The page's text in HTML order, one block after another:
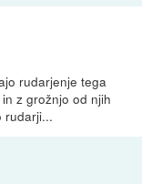
rudarjenje tega
z grožnjo od njih
rudarji...